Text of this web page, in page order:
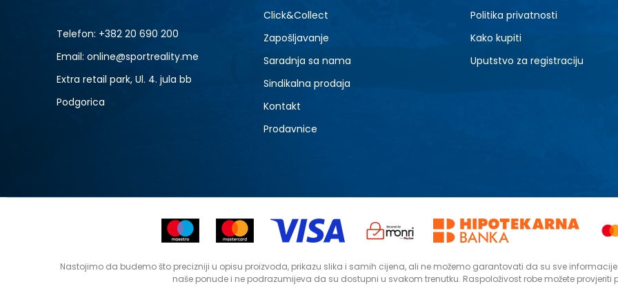
Telefon: +382 20 690 200
Email: online@sportreality.me
Extra retail park, Ul. 4. jula bb
Podgorica
Click&Collect
Zapošljavanje
Saradnja sa nama
Sindikalna prodaja
Kontakt
Prodavnice
Politika privatnosti
Kako kupiti
Uputstvo za registraciju
Nastojimo da budemo što precizniji u opisu proizvoda, prikazu slika i samih cijena, ali ne možemo garantovati da su sve
naše ponude i ne podrazumijeva da su dostupni u svakom trenutku. Raspoloživost robe možete provjeriti